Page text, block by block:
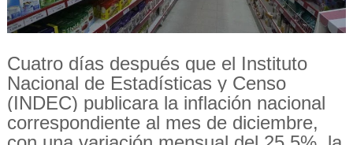
Cuatro días después que el Instituto
Nacional de Estadísticas y Censo
(INDEC) publicara la inflación nacional
correspondiente al mes de diciembre,